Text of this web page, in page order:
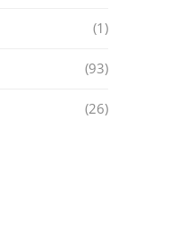
(1)
(93)
(26)